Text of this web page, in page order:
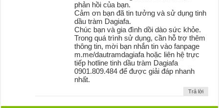
phản hồi của bạn.
Cảm ơn bạn đã tin tưởng và sử dụng tinh
dầu tràm Dagiafa.
Chúc bạn và gia đình dồi dào sức khỏe.
Trong quá trình sử dụng, cần hỗ trợ thêm
thông tin, mời bạn nhắn tin vào fanpage
m.me/dautramdagiafa hoặc liên hệ trực
tiếp hotline tinh dầu tràm Dagiafa
0901.809.484 để được giải đáp nhanh
nhất.
Trả lời